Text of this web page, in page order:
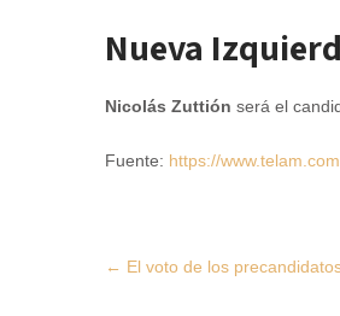
Nueva
Nicolás Zuttión será el
Fuente: https://
Post
← El voto de los